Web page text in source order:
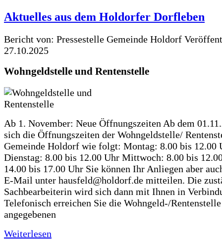
Aktuelles aus dem Holdorfer Dorfleben
Bericht von: Pressestelle Gemeinde Holdorf
27.10.2025
Wohngeldstelle und Rentenstelle
Ab 1. November: Neue Öffnungszeiten Ab dem
sich die Öffnungszeiten der Wohngeldstelle/
Gemeinde Holdorf wie folgt: Montag: 8.00 bis 12.00
Dienstag: 8.00 bis 12.00 Uhr Mittwoch: 8.00 bis
14.00 bis 17.00 Uhr Sie können Ihr Anliegen aber
E-Mail unter hausfeld@holdorf.de mitteilen. Die
Sachbearbeiterin wird sich dann mit Ihnen in
Telefonisch erreichen Sie die Wohngeld-/
angegebenen
Weiterlesen